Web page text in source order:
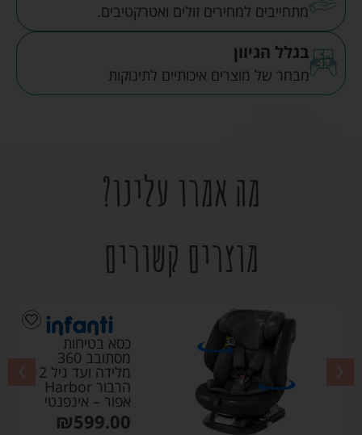
מתחייבים למחירים זולים ואטרקטיבים.
בגלל הגיוון
מבחר של מוצרים איכותיים לתינוקות
מה אמרו עלינו?
מוצרים קשורים
כסא בטיחות
מסתובב 360
מלידה ועד גיל 12
הרבור Harbor
אפור – אינפנטי
₪599.00